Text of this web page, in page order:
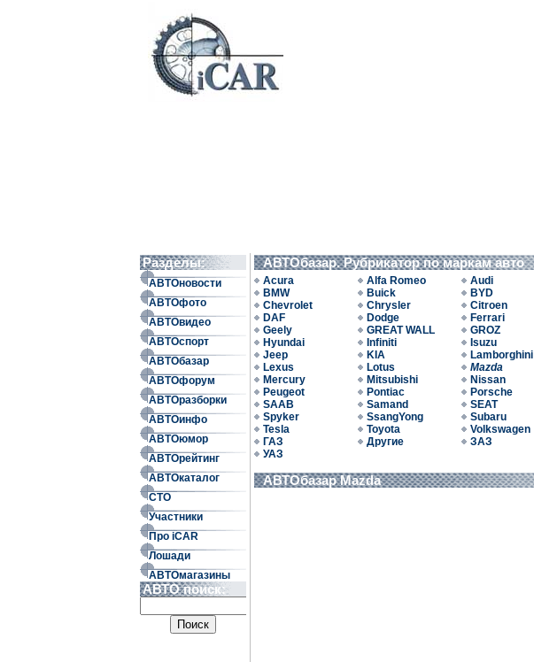
Разделы:
АВТОновости
АВТОфото
АВТОвидео
АВТОспорт
АВТОбазар
АВТОфорум
АВТОразборки
АВТОинфо
АВТОюмор
АВТОрейтинг
АВТОкаталог
СТО
Участники
Про iCAR
Лошади
АВТОмагазины
АВТО поиск:
АВТОбазар. Рубрикатор по маркам авто
Acura Alfa Romeo Audi
BMW
Buick BYD
Chevrolet
Chrysler Citroen
DAF
Dodge Ferrari
Geely
GREAT WALL GROZ
Hyundai
Infiniti Isuzu
Jeep
KIA Lamborghini
Lexus
Lotus Mazda
Mercury
Mitsubishi Nissan
Peugeot
Pontiac Porsche
SAAB
Samand SEAT
Spyker
SsangYong Subaru
Tesla
Toyota Volkswagen
ГАЗ
Другие ЗАЗ
УАЗ
АВТОбазар Mazda